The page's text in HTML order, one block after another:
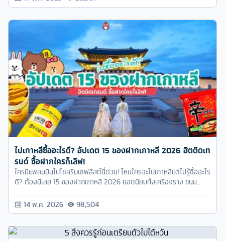
ไปเกาหลีซื้ออะไรดี? อัปเดต 15 ของฝากเกาหลี 2026 ฮิตติดเท
รนด์ ซื้อฝากใครก็เลิฟ!
ใครมีแพลนบินไปโซลรีบเซฟลิสต์นี้ด่วน! ไหนใครจะไปเกาหลีแต่ไม่รู้ซื้ออะไร
ดี? ต้องนี่เลย 15 ของฝากเกาหลี 2026 ยอดนิยมทั้งเครื่องราง ขนม
สกินแคร์ เราจัดมาให้จบครบทุกแนวแล้ว
14 พ.ค. 2026 98,504
5 สิ่งควรรู้ก่อนเตรียมตัวไปไต้หวัน
เช่น ใช้ระยะเวลาในการเดินทางไม่นาน ไปไหว้พระขอพรสิ่งศักดิ์สิทธิ์ สภาพ
อากาศไต้หวันกำลังดีเหมาะกับการสูดอากาศบริสุทธิ์ และอื่นๆ อีกมากมาย
18 ก.พ. 2026 22,234